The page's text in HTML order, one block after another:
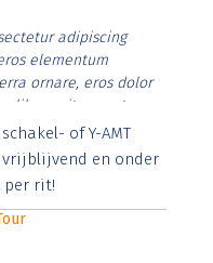
adipiscing
elementum
ornare, eros dolor
libero vitae erat.
id rutrum lorem
tristique posuere.
of Y-AMT
vrijblijvend en onder
per rit!